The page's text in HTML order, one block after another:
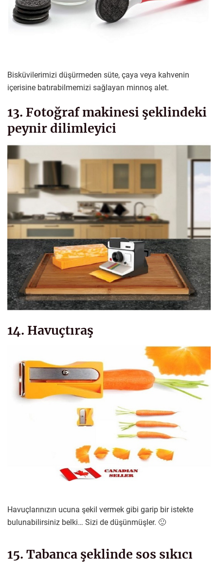
Bisküvilerimizi düşürmeden süte, çaya veya kahvenin
içerisine batırabilmemizi sağlayan minnoş alet.
13. Fotoğraf makinesi şeklindeki
peynir dilimleyici
14. Havuçtıraş
Havuçlarınızın ucuna şekil vermek gibi garip bir istekte
bulunabilirsiniz belki… Sizi de düşünmüşler. 🙂
15. Tabanca şeklinde sos sıkıcı